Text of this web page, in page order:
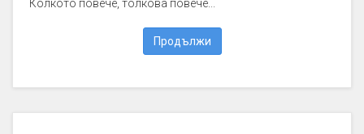
Колкото повече, толкова повече...
Продължи